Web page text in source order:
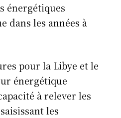
énergétiques
dans les années à
pour la Libye et le
énergétique
à relever les
les